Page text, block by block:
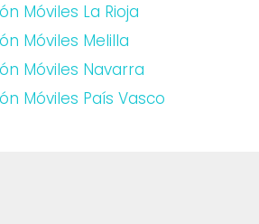
Móviles La Rioja
Móviles Melilla
Móviles Navarra
Móviles País Vasco